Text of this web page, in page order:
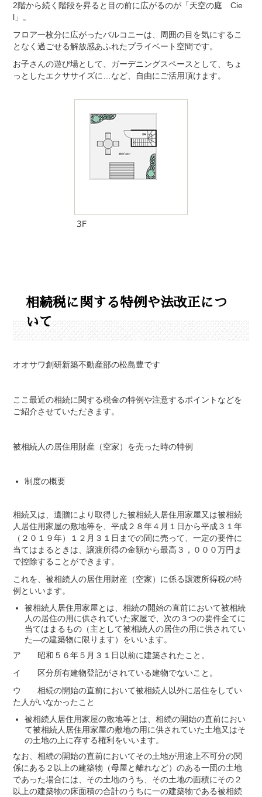
2階から続く階段を昇ると目の前に広がるのが「天空の庭 Cie
l」。
フロア一枚分に広がったバルコニーは、周囲の目を気にするこ
となく過ごせる解放感あふれたプライベート空間です。
お子さんの遊び場として、ガーデニングスペースとして、ちょ
っとしたエクササイズに…など、自由にご活用頂けます。
相続税に関する特例や法改正につ
いて
オオサワ創研新築不動産部の松島豊です
ここ最近の相続に関する税金の特例や注意するポイントなどを
ご紹介させていただきます。
被相続人の居住用財産（空家）を売った時の特例
制度の概要
相続又は、遺贈により取得した被相続人居住用家屋又は被相続
人居住用家屋の敷地等を、平成２８年４月１日から平成３１年
（２０１９年）１２月３１日までの間に売って、一定の要件に
当てはまるときは、譲渡所得の金額から最高３，０００万円ま
で控除することができます。
これを、被相続人の居住用財産（空家）に係る譲渡所得税の特
例といいます。
被相続人居住用家屋とは、相続の開始の直前において被相続
人の居住の用に供されていた家屋で、次の３つの要件全てに
当てはまるもの（主として被相続人の居住の用に供されてい
た―の建築物に限ります）をいいます。
ア 昭和５６年５月３１日以前に建築されたこと。
イ 区分所有建物登記がされている建物でないこと。
ウ 相続の開始の直前において被相続人以外に居住をしてい
た人がいなかったこと
被相続人居住用家屋の敷地等とは、相続の開始の直前におい
て被相続人居住用家屋の敷地の用に供されていた土地又はそ
の土地の上に存する権利をいいます。
なお、相続の開始の直前においてその土地が用途上不可分の関
係にある２以上の建築物（母屋と離れなど）のある一団の土地
であった場合には、その土地のうち、その土地の面積にその２
以上の建築物の床面積の合計のうちに一の建築物である被相続